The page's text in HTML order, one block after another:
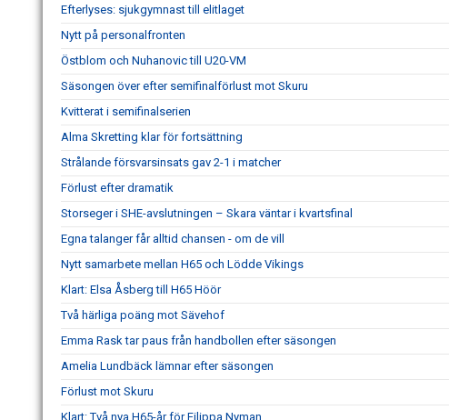
Efterlyses: sjukgymnast till elitlaget
Nytt på personalfronten
Östblom och Nuhanovic till U20-VM
Säsongen över efter semifinalförlust mot Skuru
Kvitterat i semifinalserien
Alma Skretting klar för fortsättning
Strålande försvarsinsats gav 2-1 i matcher
Förlust efter dramatik
Storseger i SHE-avslutningen – Skara väntar i kvartsfinal
Egna talanger får alltid chansen - om de vill
Nytt samarbete mellan H65 och Lödde Vikings
Klart: Elsa Åsberg till H65 Höör
Två härliga poäng mot Sävehof
Emma Rask tar paus från handbollen efter säsongen
Amelia Lundbäck lämnar efter säsongen
Förlust mot Skuru
Klart: Två nya H65-år för Filippa Nyman